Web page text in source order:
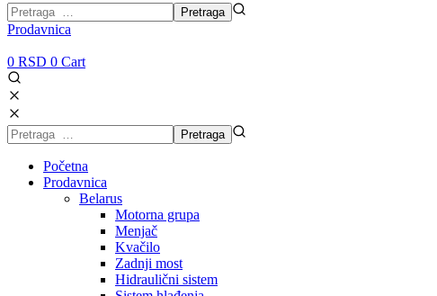
Prodavnica
0 RSD 0 Cart
Početna
Prodavnica
Belarus
Motorna grupa
Menjač
Kvačilo
Zadnji most
Hidraulični sistem